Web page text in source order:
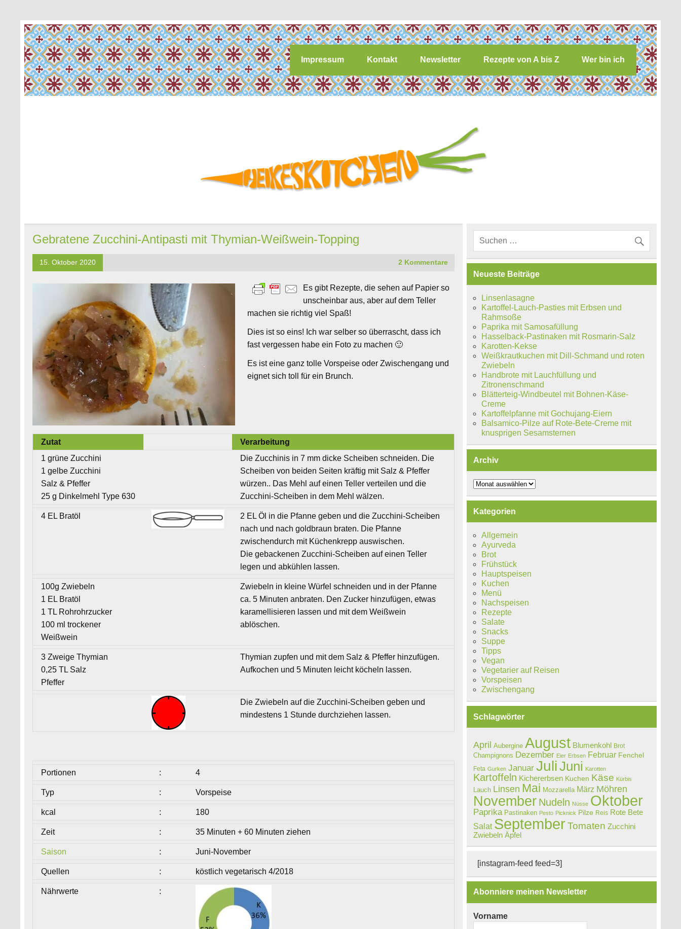
Impressum Kontakt Newsletter Rezepte von A bis Z Wer bin ich
Gebratene Zucchini-Antipasti mit Thymian-Weißwein-Topping
15. Oktober 2020 2 Kommentare
Es gibt Rezepte, die sehen auf Papier so
unscheinbar aus, aber auf dem Teller
machen sie richtig viel Spaß!
Dies ist so eins! Ich war selber so überrascht, dass ich
fast vergessen habe ein Foto zu machen 🙂
Es ist eine ganz tolle Vorspeise oder Zwischengang und
eignet sich toll für ein Brunch.
Zutat
Verarbeitung
1 grüne Zucchini
1 gelbe Zucchini
Salz & Pfeffer
25 g Dinkelmehl Type 630
Die Zucchinis in 7 mm dicke Scheiben schneiden. Die
Scheiben von beiden Seiten kräftig mit Salz & Pfeffer
würzen.. Das Mehl auf einen Teller verteilen und die
Zucchini-Scheiben in dem Mehl wälzen.
4 EL Bratöl
2 EL Öl in die Pfanne geben und die Zucchini-Scheiben
nach und nach goldbraun braten. Die Pfanne
zwischendurch mit Küchenkrepp auswischen.
Die gebackenen Zucchini-Scheiben auf einen Teller
legen und abkühlen lassen.
100g Zwiebeln
1 EL Bratöl
1 TL Rohrohrzucker
100 ml trockener
Weißwein
Zwiebeln in kleine Würfel schneiden und in der Pfanne
ca. 5 Minuten anbraten. Den Zucker hinzufügen, etwas
karamellisieren lassen und mit dem Weißwein
ablöschen.
3 Zweige Thymian
0,25 TL Salz
Pfeffer
Thymian zupfen und mit dem Salz & Pfeffer hinzufügen.
Aufkochen und 5 Minuten leicht köcheln lassen.
Die Zwiebeln auf die Zucchini-Scheiben geben und
mindestens 1 Stunde durchziehen lassen.
Portionen : 4
Typ : Vorspeise
kcal : 180
Zeit : 35 Minuten + 60 Minuten ziehen
Saison : Juni-November
Quellen : köstlich vegetarisch 4/2018
Nährwerte :
Neueste Beiträge
Linsenlasagne
Kartoffel-Lauch-Pasties mit Erbsen und
Rahmsoße
Paprika mit Samosafüllung
Hasselback-Pastinaken mit Rosmarin-Salz
Karotten-Kekse
Weißkrautkuchen mit Dill-Schmand und roten
Zwiebeln
Handbrote mit Lauchfüllung und
Zitronenschmand
Blätterteig-Windbeutel mit Bohnen-Käse-
Creme
Kartoffelpfanne mit Gochujang-Eiern
Balsamico-Pilze auf Rote-Bete-Creme mit
knusprigen Sesamsternen
Archiv
Archiv
Kategorien
Allgemein
Ayurveda
Brot
Frühstück
Hauptspeisen
Kuchen
Menü
Nachspeisen
Rezepte
Salate
Snacks
Suppe
Tipps
Vegan
Vegetarier auf Reisen
Vorspeisen
Zwischengang
Schlagwörter
April Aubergine August Blumenkohl Brot
Champignons Dezember Eier Erbsen Februar Fenchel
Feta Gurken Januar JuliJuni Karotten
Kartoffeln Kichererbsen Kuchen Käse Kürbis
Lauch Linsen Mai Mozzarella März Möhren
November Nudeln Nüsse Oktober
Paprika Pastinaken Pesto Picknick Pilze Reis Rote Bete
Salat September Tomaten Zucchini
Zwiebeln Äpfel
[instagram-feed feed=3]
Abonniere meinen Newsletter
Vorname